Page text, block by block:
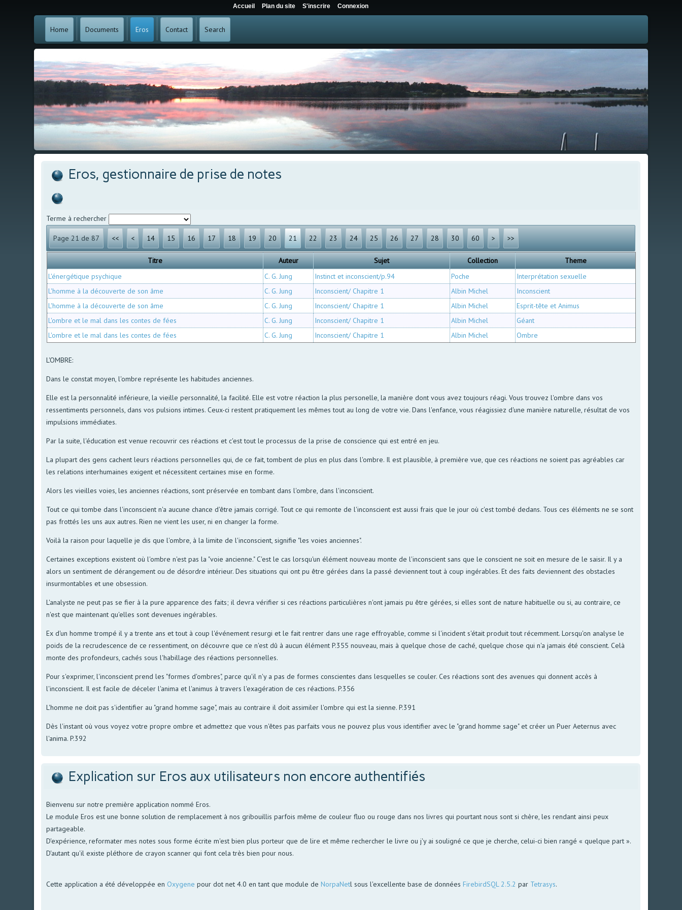
Home Documents Eros Contact Search
Eros, gestionnaire de prise de notes
Terme à rechercher
Page 21 de 87 << < 14 15 16 17 18 19 20 21 22 23 24 25 26 27 28 30 60 > >>
Titre Auteur Sujet Collection
Theme
L'énergétique psychique
C. G. Jung Instinct et inconscient/p.94 Poche
Interprétation sexuelle
L'homme à la découverte de son âme
C. G. Jung Inconscient/ Chapitre 1 Albin Michel
Inconscient
L'homme à la découverte de son âme
C. G. Jung Inconscient/ Chapitre 1 Albin Michel
Esprit-tête et Animus
L'ombre et le mal dans les contes de fées
C. G. Jung Inconscient/ Chapitre 1 Albin Michel
Géant
L'ombre et le mal dans les contes de fées
C. G. Jung Inconscient/ Chapitre 1 Albin Michel Ombre
L'OMBRE:
Dans le constat moyen, l'ombre représente les habitudes anciennes.
Elle est la personnalité inférieure, la vieille personnalité, la facilité. Elle est votre réaction la plus personelle, la manière dont vous avez toujours réagi. Vous trouvez l'ombre dans vos
ressentiments personnels, dans vos pulsions intimes. Ceux-ci restent pratiquement les mêmes tout au long de votre vie. Dans l'enfance, vous réagissiez d'une manière naturelle, résultat de vos
impulsions immédiates.
Par la suite, l'éducation est venue recouvrir ces réactions et c'est tout le processus de la prise de conscience qui est entré en jeu.
La plupart des gens cachent leurs réactions personnelles qui, de ce fait, tombent de plus en plus dans l'ombre. Il est plausible, à première vue, que ces réactions ne soient pas agréables car
les relations interhumaines exigent et nécessitent certaines mise en forme.
Alors les vieilles voies, les anciennes réactions, sont préservée en tombant dans l'ombre, dans l'inconscient.
Tout ce qui tombe dans l'inconscient n'a aucune chance d'être jamais corrigé. Tout ce qui remonte de l'inconscient est aussi frais que le jour où c'est tombé dedans. Tous ces éléments ne se sont
pas frottés les uns aux autres. Rien ne vient les user, ni en changer la forme.
Voilà la raison pour laquelle je dis que l'ombre, à la limite de l'inconscient, signifie "les voies anciennes".
Certaines exceptions existent où l'ombre n'est pas la "voie ancienne." C'est le cas lorsqu'un élément nouveau monte de l'inconscient sans que le conscient ne soit en mesure de le saisir. Il y a
alors un sentiment de dérangement ou de désordre intérieur. Des situations qui ont pu être gérées dans la passé deviennent tout à coup ingérables. Et des faits deviennent des obstacles
insurmontables et une obsession.
L'analyste ne peut pas se fier à la pure apparence des faits; il devra vérifier si ces réactions particulières n'ont jamais pu être gérées, si elles sont de nature habituelle ou si, au contraire, ce
n'est que maintenant qu'elles sont devenues ingérables.
Ex d'un homme trompé il y a trente ans et tout à coup l'événement resurgi et le fait rentrer dans une rage effroyable, comme si l'incident s'était produit tout récemment. Lorsqu'on analyse le
poids de la recrudescence de ce ressentiment, on découvre que ce n'est dû à aucun élément P.355 nouveau, mais à quelque chose de caché, quelque chose qui n'a jamais été conscient. Celà
monte des profondeurs, cachés sous l'habillage des réactions personnelles.
Pour s'exprimer, l'inconscient prend les "formes d'ombres", parce qu'il n'y a pas de formes conscientes dans lesquelles se couler. Ces réactions sont des avenues qui donnent accès à
l'inconscient. Il est facile de déceler l'anima et l'animus à travers l'exagération de ces réactions. P.356
L'homme ne doit pas s'identifier au "grand homme sage", mais au contraire il doit assimiler l'ombre qui est la sienne. P.391
Dès l'instant où vous voyez votre propre ombre et admettez que vous n'êtes pas parfaits vous ne pouvez plus vous identifier avec le "grand homme sage" et créer un Puer Aeternus avec
l'anima. P.392
Explication sur Eros aux utilisateurs non encore authentifiés
Bienvenu sur notre première application nommé Eros.
Le module Eros est une bonne solution de remplacement à nos gribouillis parfois même de couleur fluo ou rouge dans nos livres qui pourtant nous sont si chère, les rendant ainsi peux
partageable.
D'expérience, reformater mes notes sous forme écrite m'est bien plus porteur que de lire et même rechercher le livre ou j'y ai souligné ce que je cherche, celui-ci bien rangé « quelque part ».
D'autant qu'il existe pléthore de crayon scanner qui font cela très bien pour nous.
Cette application a été développée en Oxygene pour dot net 4.0 en tant que module deNorpaNetl sous l'excellente base de donnéesFirebirdSQL 2.5.2 par Tetrasys.
Accueil Plan du site S'inscrire Connexion